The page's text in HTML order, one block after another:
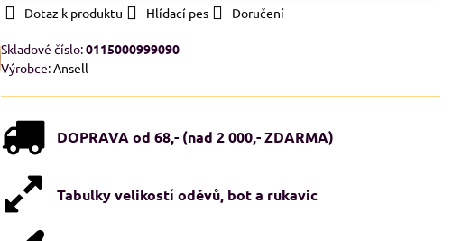
Dotaz k produktu Hlídací pes Doručení
Skladové číslo:0115000999090
Výrobce:Ansell
DOPRAVA od 68,- (nad 2 000,- ZDARMA)
Tabulky velikostí oděvů, bot a rukavic